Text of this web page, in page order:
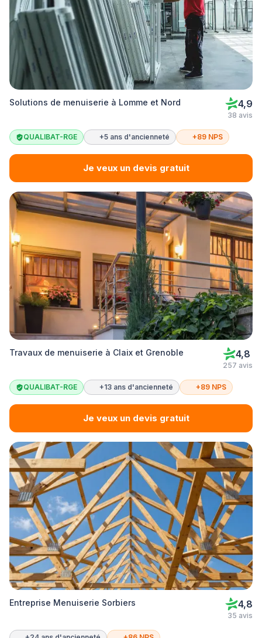
Solutions de menuiserie à Lomme et Nord 4,9
38 avis
QUALIBAT-RGE +5 ans d'ancienneté +89 NPS
Je veux un devis gratuit
Travaux de menuiserie à Claix et Grenoble 4,8
257 avis
QUALIBAT-RGE +13 ans d'ancienneté +89 NPS
Je veux un devis gratuit
Entreprise Menuiserie Sorbiers 4,8
35 avis